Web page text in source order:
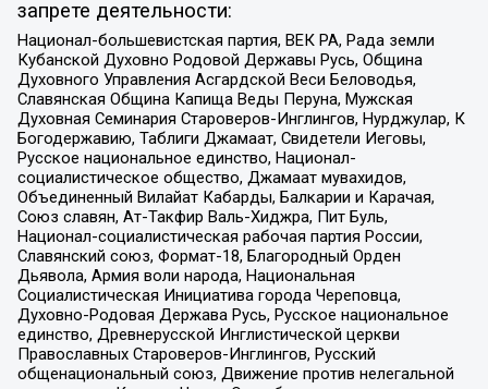
запрете деятельности:
Национал-большевистская партия, ВЕК РА, Рада земли
Кубанской Духовно Родовой Державы Русь, Община
Духовного Управления Асгардской Веси Беловодья,
Славянская Община Капища Веды Перуна, Мужская
Духовная Семинария Староверов-Инглингов, Нурджулар, К
Богодержавию, Таблиги Джамаат, Свидетели Иеговы,
Русское национальное единство, Национал-
социалистическое общество, Джамаат мувахидов,
Объединенный Вилайат Кабарды, Балкарии и Карачая,
Союз славян, Ат-Такфир Валь-Хиджра, Пит Буль,
Национал-социалистическая рабочая партия России,
Славянский союз, Формат-18, Благородный Орден
Дьявола, Армия воли народа, Национальная
Социалистическая Инициатива города Череповца,
Духовно-Родовая Держава Русь, Русское национальное
единство, Древнерусской Инглистической церкви
Православных Староверов-Инглингов, Русский
общенациональный союз, Движение против нелегальной